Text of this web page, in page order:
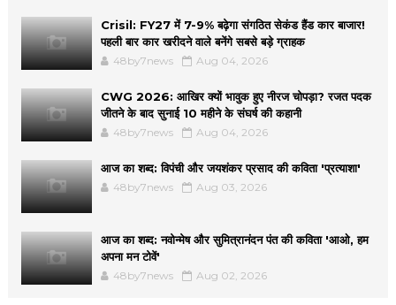
Crisil: FY27 में 7-9% बढ़ेगा संगठित सेकंड हैंड कार बाजार!
पहली बार कार खरीदने वाले बनेंगे सबसे बड़े ग्राहक
48by7news Aug 04, 2026
CWG 2026: आखिर क्यों भावुक हुए नीरज चोपड़ा? रजत पदक
जीतने के बाद सुनाई 10 महीने के संघर्ष की कहानी
48by7news Aug 04, 2026
आज का शब्द: विपंची और जयशंकर प्रसाद की कविता 'प्रत्याशा'
48by7news Aug 03, 2026
आज का शब्द: नवोन्मेष और सुमित्रानंदन पंत की कविता 'आओ, हम
अपना मन टोवें'
48by7news Aug 02, 2026